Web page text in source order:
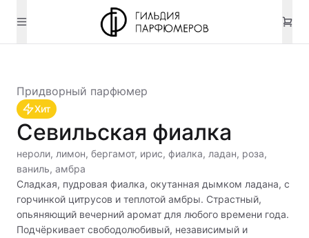
Придворный парфюмер
Хит
Севильская фиалка
нероли, лимон, бергамот, ирис, фиалка, ладан, роза,
ваниль, амбра
Сладкая, пудровая фиалка, окутанная дымком ладана, с
горчинкой цитрусов и теплотой амбры. Страстный,
опьяняющий вечерний аромат для любого времени года.
Подчёркивает свободолюбивый, независимый и